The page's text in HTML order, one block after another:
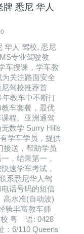
悉尼 华人
华人 驾校, 悉尼
专业驾驶教
车授课，学车教
关注路面安全
驾校推荐首
年教车中不断打
车套餐，最优
程。亚洲通驾
数学 Surry Hills
学车学员，提供
接送，帮助学员
，结果第一，
速学车考试，
系悉尼华人驾
话号码的短信
高水准(自动波)
验丰富教车师
校 粤 语: 0428
：6/110 Queens